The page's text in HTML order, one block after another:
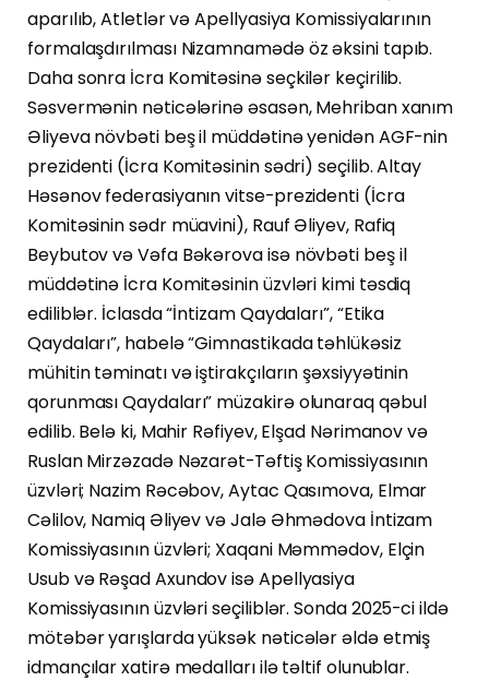
aparılıb, Atletlər və Apellyasiya Komissiyalarının
formalaşdırılması Nizamnamədə öz əksini tapıb.
Daha sonra İcra Komitəsinə seçkilər keçirilib.
Səsvermənin nəticələrinə əsasən, Mehriban xanım
Əliyeva növbəti beş il müddətinə yenidən AGF-nin
prezidenti (İcra Komitəsinin sədri) seçilib. Altay
Həsənov federasiyanın vitse-prezidenti (İcra
Komitəsinin sədr müavini), Rauf Əliyev, Rafiq
Beybutov və Vəfa Bəkərova isə növbəti beş il
müddətinə İcra Komitəsinin üzvləri kimi təsdiq
ediliblər. İclasda “İntizam Qaydaları”, “Etika
Qaydaları”, habelə “Gimnastikada təhlükəsiz
mühitin təminatı və iştirakçıların şəxsiyyətinin
qorunması Qaydaları” müzakirə olunaraq qəbul
edilib. Belə ki, Mahir Rəfiyev, Elşad Nərimanov və
Ruslan Mirzəzadə Nəzarət-Təftiş Komissiyasının
üzvləri; Nazim Rəcəbov, Aytac Qasımova, Elmar
Cəlilov, Namiq Əliyev və Jalə Əhmədova İntizam
Komissiyasının üzvləri; Xaqani Məmmədov, Elçin
Usub və Rəşad Axundov isə Apellyasiya
Komissiyasının üzvləri seçiliblər. Sonda 2025-ci ildə
mötəbər yarışlarda yüksək nəticələr əldə etmiş
idmançılar xatirə medalları ilə təltif olunublar.